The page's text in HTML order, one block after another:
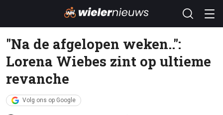
"Na de afgelopen weken..":
Lorena Wiebes zint op ultieme
revanche
Volg ons op Google